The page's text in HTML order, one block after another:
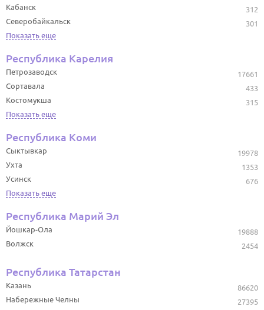
312
Кабанск
301
Северобайкальск
Показать еще
Республика Карелия
17661
Петрозаводск
433
Сортавала
315
Костомукша
Показать еще
Республика Коми
19978
Сыктывкар
1353
Ухта
676
Усинск
Показать еще
Республика Марий Эл
19888
Йошкар-Ола
2454
Волжск
Республика Татарстан
86620
Казань
27395
Набережные Челны